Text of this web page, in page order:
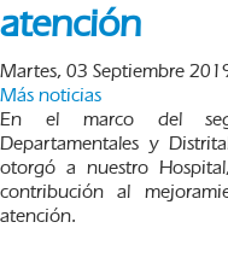
atención
Martes, 03 Septiembre
Más noticias
En el marco del
Departamentales y
otorgó a nuestro
contribución al
atención.